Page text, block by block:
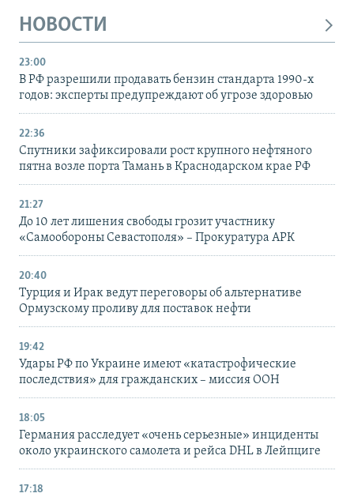
НОВОСТИ
23:00
В РФ разрешили продавать бензин стандарта 1990-х
годов: эксперты предупреждают об угрозе здоровью
22:36
Спутники зафиксировали рост крупного нефтяного
пятна возле порта Тамань в Краснодарском крае РФ
21:27
До 10 лет лишения свободы грозит участнику
«Самообороны Севастополя» – Прокуратура АРК
20:40
Турция и Ирак ведут переговоры об альтернативе
Ормузскому проливу для поставок нефти
19:42
Удары РФ по Украине имеют «катастрофические
последствия» для гражданских – миссия ООН
18:05
Германия расследует «очень серьезные» инциденты
около украинского самолета и рейса DHL в Лейпциге
17:18